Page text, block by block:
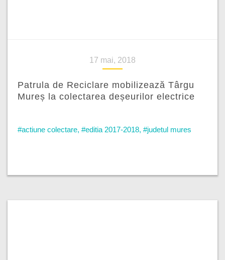
17 mai, 2018
Patrula de Reciclare mobilizează Târgu
Mureș la colectarea deșeurilor electrice
#actiune colectare, #editia 2017-2018, #judetul mures